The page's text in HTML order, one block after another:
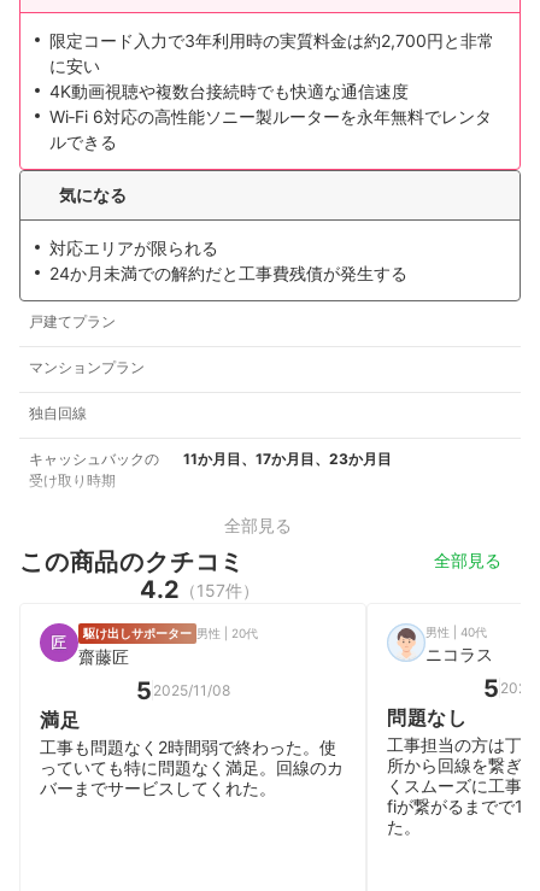
限定コード入力で3年利用時の実質料金は約2,700円と非常
に安い
4K動画視聴や複数台接続時でも快適な通信速度
Wi‑Fi 6対応の高性能ソニー製ルーターを永年無料でレンタ
ルできる
気になる
対応エリアが限られる
24か月未満での解約だと工事費残債が発生する
戸建てプラン
マンションプラン
独自回線
キャッシュバックの
受け取り時期
11か月目、17か月目、23か月目
全部見る
この商品のクチコミ 全部見る
4.2 （157件）
駆け出しサポーター 男性 | 20代
齋藤匠
5 2025/11/08
満足
工事も問題なく2時間弱で終わった。使
っていても特に問題なく満足。回線のカ
バーまでサービスしてくれた。
男性 | 40代
ニコラス
5
問題なし
工事担当の方は丁
所から回線を繋ぎ
くスムーズに工事
fiが繋がるまでで1
た。